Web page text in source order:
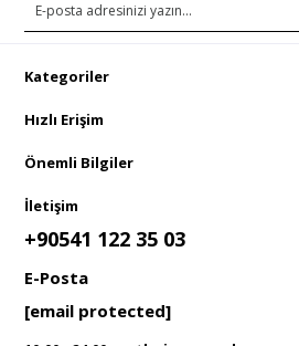
Kategoriler
Hızlı Erişim
Önemli Bilgiler
İletişim
+90541 122 35 03
E-Posta
[email protected]